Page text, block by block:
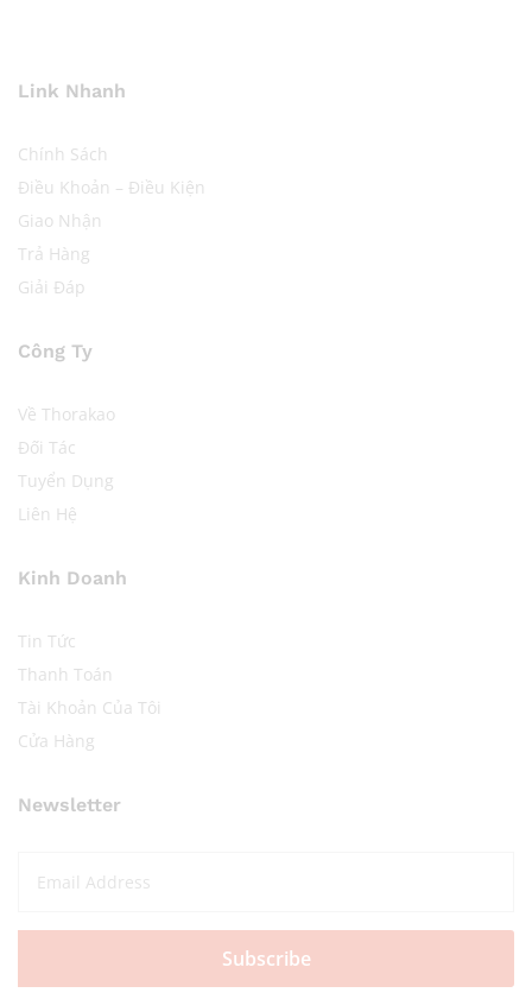
Link Nhanh
Chính Sách
Điều Khoản – Điều Kiện
Giao Nhận
Trả Hàng
Giải Đáp
Công Ty
Về Thorakao
Đối Tác
Tuyển Dụng
Liên Hệ
Kinh Doanh
Tin Tức
Thanh Toán
Tài Khoản Của Tôi
Cửa Hàng
Newsletter